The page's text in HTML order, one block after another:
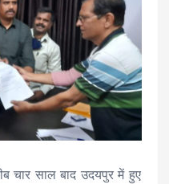
चार साल बाद उदयपुर में हुए